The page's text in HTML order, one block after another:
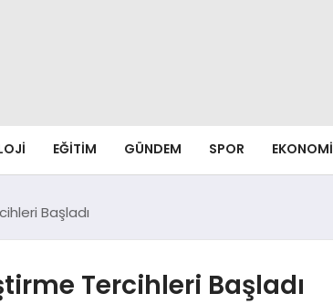
EĞITIM GÜNDEM SPOR EKONOMI
Başladı
Tercihleri Başladı